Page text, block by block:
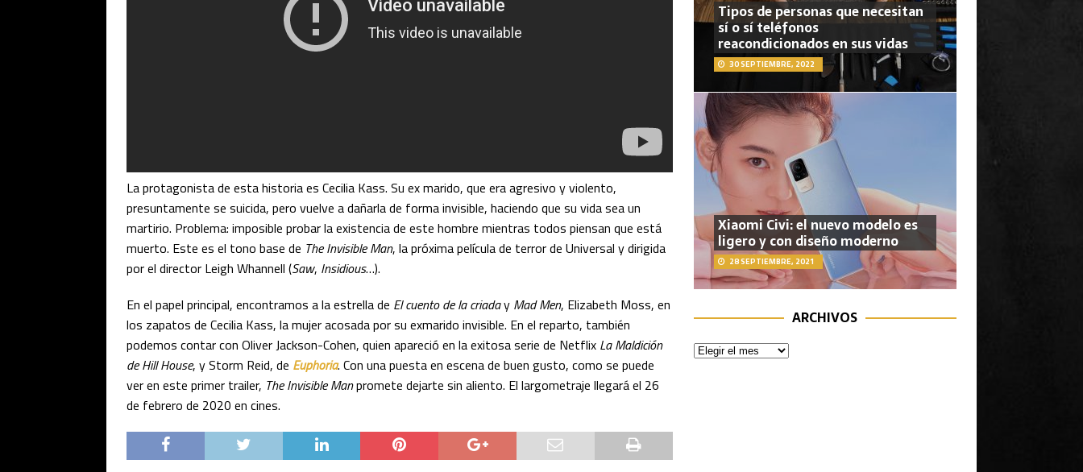
La protagonista de esta historia es Cecilia Kass. Su ex marido, que era agresivo y violento,
presuntamente se suicida, pero vuelve a dañarla de forma invisible, haciendo que su vida sea un
martirio. Problema: imposible probar la existencia de este hombre mientras todos piensan que está
muerto. Este es el tono base de The Invisible Man, la próxima película de terror de Universal y dirigida
por el director Leigh Whannell (Saw, Insidious…).
En el papel principal, encontramos a la estrella de El cuento de la criaday Mad Men, Elizabeth Moss, en
los zapatos de Cecilia Kass, la mujer acosada por su exmarido invisible. En el reparto, también
podemos contar con Oliver Jackson-Cohen, quien apareció en la exitosa serie de Netflix La Maldición
de Hill House, y Storm Reid, de Euphoria. Con una puesta en escena de buen gusto, como se puede
ver en este primer trailer, The Invisible Manpromete dejarte sin aliento. El largometraje llegará el 26
de febrero de 2020 en cines.
Tipos de personas que necesitan
sí o sí teléfonos
reacondicionados en sus vidas
30 SEPTIEMBRE, 2022
Xiaomi Civi: el nuevo modelo es
ligero y con diseño moderno
28 SEPTIEMBRE, 2021
ARCHIVOS